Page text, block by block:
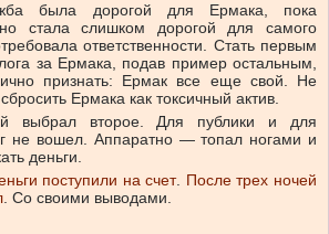
была дорогой для Ермака, пока
стала слишком дорогой для самого
ответственности. Стать первым
за Ермака, подав пример остальным,
признать: Ермак все еще свой. Не
Ермака как токсичный актив.
выбрал второе. Для публики и для
не вошел. Аппаратно — топал ногами и
деньги.
поступили на счет. После трех ночей
. Со своими выводами.